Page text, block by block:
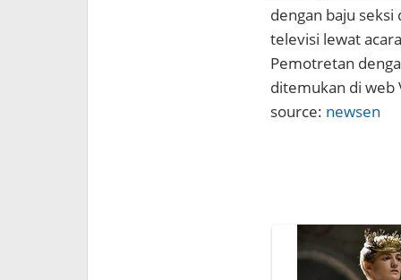
dengan baju
televisi lewat
Pemotretan
ditemukan di web
source: newsen